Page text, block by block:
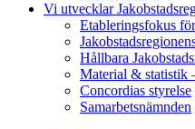
Vi utvecklar
Etableringsfokus
Hållbara
Material & statistik
Concordias styrelse
Samarbetsnämnden